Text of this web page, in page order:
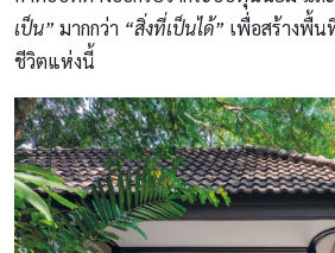
เป็น” มากกว่า “สิ่งที่เป็นได้” เพื่อสร้างพื้น
ชีวิตแห่งนี้